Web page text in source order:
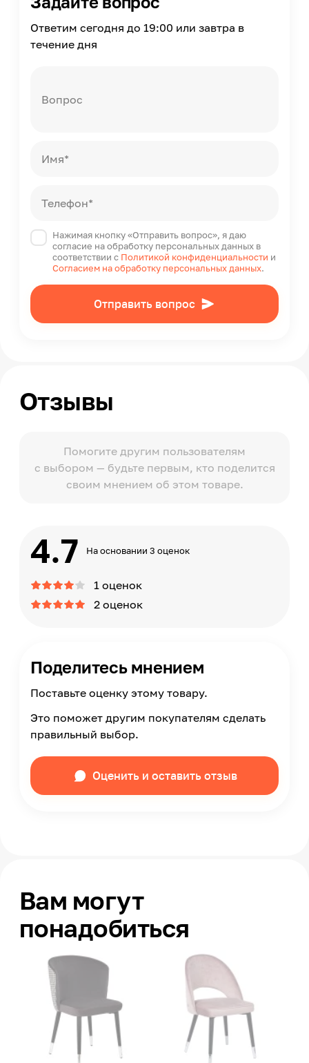
Ответим сегодня до 19:00 или завтра в
течение дня
Вопрос
Имя*
Телефон*
Нажимая кнопку «Отправить вопрос», я даю
согласие на обработку персональных данных в
соответствии с Политикой конфиденциальности и
Согласием на обработку персональных данных.
Отправить вопрос
Отзывы
Помогите другим пользователям
с выбором — будьте первым, кто поделится
своим мнением об этом товаре.
4.7 На основании 3 оценок
1 оценок
2 оценок
Поделитесь мнением
Поставьте оценку этому товару.
Это поможет другим покупателям сделать
правильный выбор.
Оценить и оставить отзыв
Вам могут
понадобиться